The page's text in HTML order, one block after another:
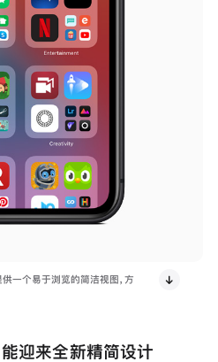
一个易于浏览的简洁视图，方
迎来全新精简设计